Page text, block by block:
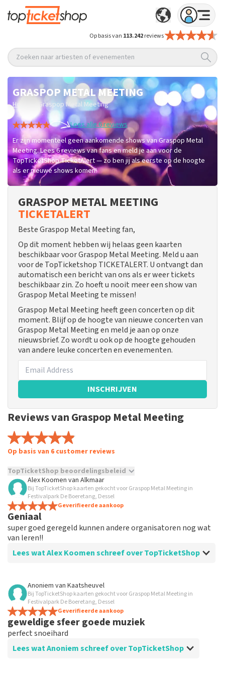
Op basis van 113.242reviews
Zoeken naar artiesten of evenementen
GRASPOP METAL MEETING
Home
Graspop Metal Meeting
Lees alle 6 reviews
Er zijn momenteel geen aankomende shows van Graspop Metal
Meeting. Lees 6 reviews van fans en meld je aan voor de
TopTicketShop TicketAlert — zo ben jij als eerste op de hoogte
als er nieuwe shows komen!
GRASPOP METAL MEETING
TICKETALERT
Beste Graspop Metal Meeting fan,
Op dit moment hebben wij helaas geen kaarten
beschikbaar voor Graspop Metal Meeting. Meld u aan
voor de TopTicketshop TICKETALERT. U ontvangt dan
automatisch een bericht van ons als er weer tickets
beschikbaar zin. Zo hoeft u nooit meer een show van
Graspop Metal Meeting te missen!
Graspop Metal Meeting heeft geen concerten op dit
moment. Blijf op de hoogte van nieuwe concerten van
Graspop Metal Meeting en meld je aan op onze
nieuwsbrief. Zo wordt u ook op de hoogte gehouden
van andere leuke concerten en evenementen.
INSCHRIJVEN
Reviews van Graspop Metal Meeting
Op basis van 6 customer reviews
TopTicketShop beoordelingsbeleid
TopTicketShop verzamelt reviews van echte klanten. Het is
niet mogelijk om een review achter te laten als je geen
tickets hebt aangeschaft bij TopTicketShop. Reviews met
grof taalgebruik en/of onwaarheden worden niet geplaatst.
Het kan enkele weken duren voordat een review wordt
geplaatst.
Alex Koomen van Alkmaar
Bij TopTicketShop kaarten gekocht voor Graspop Metal Meeting in
Festivalpark De Boeretang, Dessel
Geverifieerde aankoop
Geniaal
super goed geregeld kunnen andere organisatoren nog wat
van leren!!
Lees wat Alex Koomen schreef over TopTicketShop
Beoordeling van Alex Koomen over
Niet goedkoop maar goede service
een aanrader binnen 12 uur de kaarten binnen.
Anoniem van Kaatsheuvel
Bij TopTicketShop kaarten gekocht voor Graspop Metal Meeting in
Festivalpark De Boeretang, Dessel
Geverifieerde aankoop
geweldige sfeer goede muziek
perfect snoeihard
Lees wat Anoniem schreef over TopTicketShop